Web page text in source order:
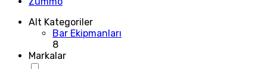
Alt Kategoriler
Bar Ekipmanları
8
Markalar